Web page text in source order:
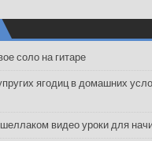
соло на гитаре
ягодиц в домашних
видео уроки для